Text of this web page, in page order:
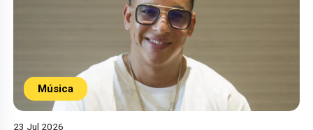
Música
23 Jul 2026